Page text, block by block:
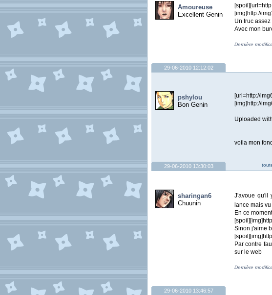
Amoureuse
Excellent Genin
[img]http://
Un truc
Avec mon
Dernière
29-06-2010 12:12:02
pshylou
Bon Genin
[url=http://
[img]http://
Uploaded
voila mon
29-06-2010 13:30:03
sharingan6
Chuunin
J'avoue qu'il
lance mais
En ce
Sinon j'aime
Par contre
sur le web
Dernière
29-06-2010 13:46:57